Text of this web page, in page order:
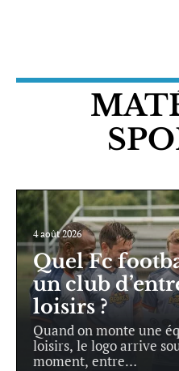
4 août 2026
Quel Fc
un club
loisirs ?
Quand on monte une
loisirs, le logo arrive
moment, entre…